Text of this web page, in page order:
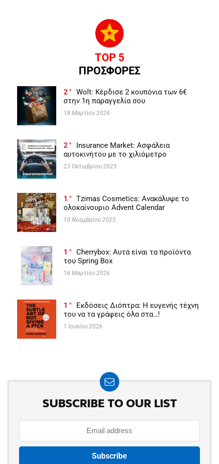
TOP 5
ΠΡΟΣΦΟΡΕΣ
2
Wolt: Κέρδισε 2 κουπόνια των 6€
στην 1η παραγγελία σου
18 Μαρτίου 2026
2
Insurance Market: Ασφάλεια
αυτοκινήτου με το χιλιόμετρο
23 Οκτωβρίου 2025
1
Tzimas Cosmetics: Ανακάλυψε το
ολοκαίνουριο Advent Calendar
10 Νοεμβρίου 2025
1
Cherrybox: Αυτά είναι τα προϊόντα
του Spring Box
16 Μαρτίου 2026
1
Εκδόσεις Διόπτρα: Η ευγενής τέχνη
του να τα γράφεις όλα στα…!
1 Ιουλίου 2026
SUBSCRIBE TO OUR LIST